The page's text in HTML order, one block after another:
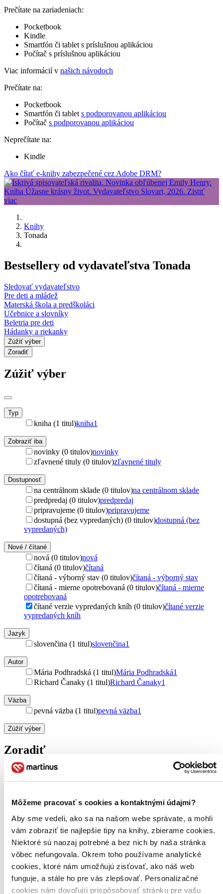
Môžeme pracovať s cookies a kontaktnými údajmi?
Aby sme vedeli, ako sa na našom webe správate, a mohli
vám zobraziť tie najlepšie tipy na knihy, zbierame cookies.
Niektoré sú naozaj potrebné a bez nich by naša stránka
vôbec nefungovala. Okrem toho používame analytické
cookies, ktoré nám umožňujú zisťovať, ako náš web
funguje, a stále ho pre vás zlepšovať. Personalizačné
cookies nám dovoľujú prispôsobovať stránku pre vašu
Prečítate na zariadeniach:
Pocketbook
Kindle
Smartfón či tablet s príslušnou aplikáciou
Počítač s príslušnou aplikáciou
Viac informácií v našich návodoch
Prečítate na:
Pocketbook
Smartfón či tablet s podporovanou aplikáciou
Počítač s podporovanou aplikáciou
Neprečítate na:
Kindle
Ako čítať e-knihy zabezpečené cez Adobe DRM?
Knihy
Tonada
Bestsellery od vydavateľstva Tonada
Sledovať vydavateľstvo
Pre deti a mládež
Materská škola a predškoláci
Učebnice a slovníky
Beletria pre deti
Hádanky a riekanky
Zúžiť výber
Zoradiť
Zúžiť výber
Typ
kniha (1 titul)kniha1
Zobraziť iba
novinky (0 titulov)novinky
zľavnené tituly (0 titulov)zľavnené tituly
Dostupnosť
na centrálnom sklade (0 titulov)na centrálnom sklade
predpredaj (0 titulov)predpredaj
pripravujeme (0 titulov)pripravujeme
dostupná (bez vypredaných) (0 titulov)dostupná (bez
vypredaných)
Nové / čítané
nová (0 titulov)nová
čítaná (0 titulov)čítaná
čítaná - výborný stav (0 titulov)čítaná - výborný stav
čítaná - mierne opotrebovaná (0 titulov)čítaná - mierne
opotrebovaná
čítané verzie vypredaných kníh (0 titulov)čítané verzie
vypredaných kníh
Jazyk
slovenčina (1 titul)slovenčina1
Autor
Mária Podhradská (1 titul)Mária Podhradská1
Richard Čanaky (1 titul)Richard Čanaky1
Väzba
pevná väzba (1 titul)pevná väzba1
Zúžiť výber
Zoradiť
Top hodnotené
Najdrahšie
Najlacnejšie
Najvyššia zľava
Použité filtre
Zrušiť filtre
čítané verzie vypredaných kníh